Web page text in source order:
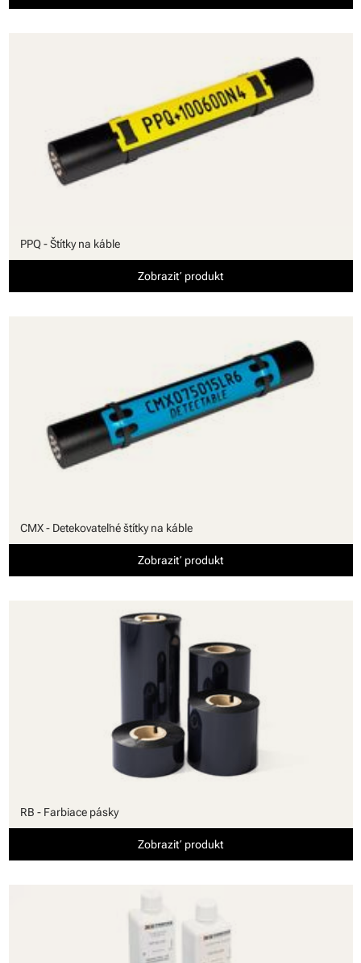
PPQ - Štítky na káble
Zobraziť produkt
CMX - Detekovateľné štítky na káble
Zobraziť produkt
RB - Farbiace pásky
Zobraziť produkt